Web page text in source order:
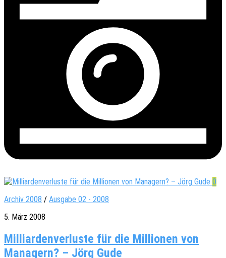
0
Archiv 2008 / Ausgabe 02 - 2008
5. März 2008
Milliardenverluste für die Millionen von
Managern? – Jörg Gude